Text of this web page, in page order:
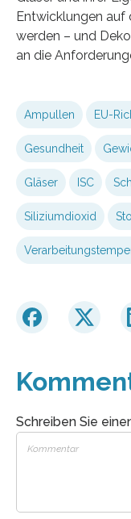
Entwicklungen auf
werden – und
an die
Ampullen EU-
Gesundheit
Gläser ISC
Siliziumdioxid
Schreiben Sie